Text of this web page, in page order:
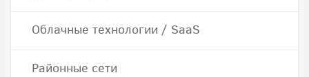
Облачные технологии / SaaS
Районные сети